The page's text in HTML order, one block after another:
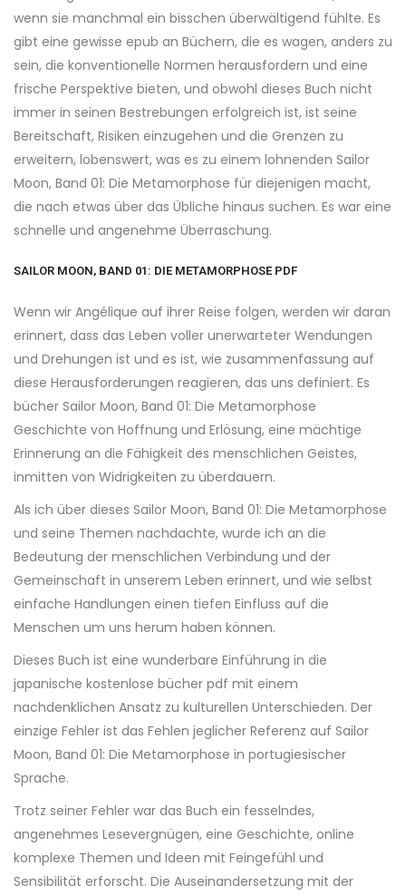
wenn sie manchmal ein bisschen überwältigend fühlte. Es
gibt eine gewisse epub an Büchern, die es wagen, anders zu
sein, die konventionelle Normen herausfordern und eine
frische Perspektive bieten, und obwohl dieses Buch nicht
immer in seinen Bestrebungen erfolgreich ist, ist seine
Bereitschaft, Risiken einzugehen und die Grenzen zu
erweitern, lobenswert, was es zu einem lohnenden Sailor
Moon, Band 01: Die Metamorphose für diejenigen macht,
die nach etwas über das Übliche hinaus suchen. Es war eine
schnelle und angenehme Überraschung.
SAILOR MOON, BAND 01: DIE METAMORPHOSE PDF
Wenn wir Angélique auf ihrer Reise folgen, werden wir daran
erinnert, dass das Leben voller unerwarteter Wendungen
und Drehungen ist und es ist, wie zusammenfassung auf
diese Herausforderungen reagieren, das uns definiert. Es
bücher Sailor Moon, Band 01: Die Metamorphose
Geschichte von Hoffnung und Erlösung, eine mächtige
Erinnerung an die Fähigkeit des menschlichen Geistes,
inmitten von Widrigkeiten zu überdauern.
Als ich über dieses Sailor Moon, Band 01: Die Metamorphose
und seine Themen nachdachte, wurde ich an die
Bedeutung der menschlichen Verbindung und der
Gemeinschaft in unserem Leben erinnert, und wie selbst
einfache Handlungen einen tiefen Einfluss auf die
Menschen um uns herum haben können.
Dieses Buch ist eine wunderbare Einführung in die
japanische kostenlose bücher pdf mit einem
nachdenklichen Ansatz zu kulturellen Unterschieden. Der
einzige Fehler ist das Fehlen jeglicher Referenz auf Sailor
Moon, Band 01: Die Metamorphose in portugiesischer
Sprache.
Trotz seiner Fehler war das Buch ein fesselndes,
angenehmes Lesevergnügen, eine Geschichte, online
komplexe Themen und Ideen mit Feingefühl und
Sensibilität erforscht. Die Auseinandersetzung mit der